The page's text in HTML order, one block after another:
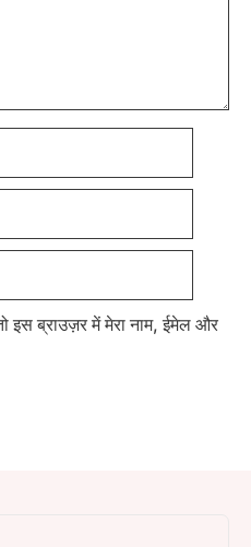
इस ब्राउज़र में मेरा नाम, ईमेल और